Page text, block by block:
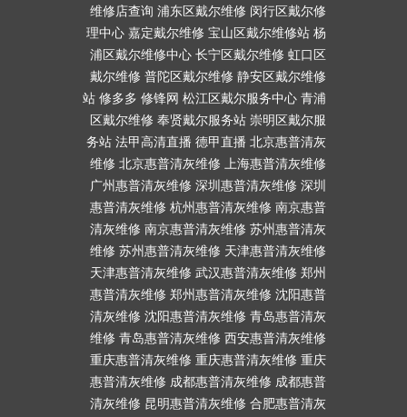
维修店查询 浦东区戴尔维修 闵行区戴尔修
理中心 嘉定戴尔维修 宝山区戴尔维修站 杨
浦区戴尔维修中心 长宁区戴尔维修 虹口区
戴尔维修 普陀区戴尔维修 静安区戴尔维修
站 修多多 修锋网 松江区戴尔服务中心 青浦
区戴尔维修 奉贤戴尔服务站 崇明区戴尔服
务站 法甲高清直播 德甲直播 北京惠普清灰
维修 北京惠普清灰维修 上海惠普清灰维修
广州惠普清灰维修 深圳惠普清灰维修 深圳
惠普清灰维修 杭州惠普清灰维修 南京惠普
清灰维修 南京惠普清灰维修 苏州惠普清灰
维修 苏州惠普清灰维修 天津惠普清灰维修
天津惠普清灰维修 武汉惠普清灰维修 郑州
惠普清灰维修 郑州惠普清灰维修 沈阳惠普
清灰维修 沈阳惠普清灰维修 青岛惠普清灰
维修 青岛惠普清灰维修 西安惠普清灰维修
重庆惠普清灰维修 重庆惠普清灰维修 重庆
惠普清灰维修 成都惠普清灰维修 成都惠普
清灰维修 昆明惠普清灰维修 合肥惠普清灰